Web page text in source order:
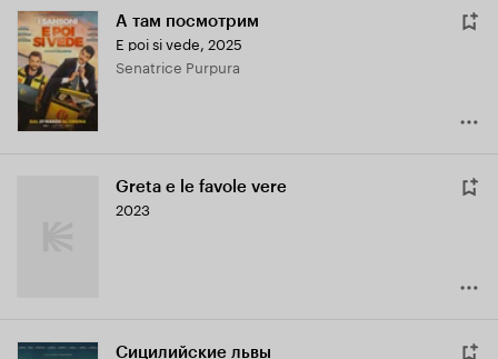
А там посмотрим
E poi si vede, 2025
Senatrice Purpura
Greta e le favole vere
2023
Сицилийские львы